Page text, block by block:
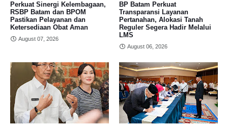
Perkuat Sinergi Kelembagaan,
RSBP Batam dan BPOM
Pastikan Pelayanan dan
Ketersediaan Obat Aman
August 07, 2026
BP Batam Perkuat
Transparansi Layanan
Pertanahan, Alokasi Tanah
Reguler Segera Hadir Melalui
LMS
August 06, 2026